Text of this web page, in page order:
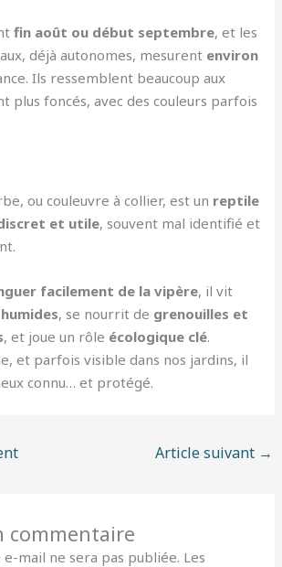
fin août ou début septembre, et les
déjà autonomes, mesurent environ
Ils ressemblent beaucoup aux
plus foncés, avec des couleurs parfois
ou couleuvre à collier, est un reptile
et utile, souvent mal identifié et
facilement de la vipère, il vit
, se nourrit de grenouilles et
, et joue un rôle écologique clé.
et parfois visible dans nos jardins, il
connu… et protégé.
Article suivant →
commentaire
mail ne sera pas publiée. Les